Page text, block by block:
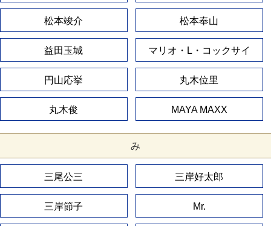
松本竣介 松本奉山
益田玉城 マリオ・L・コックサイ
円山応挙 丸木位里
丸木俊 MAYA MAXX
み
三尾公三 三岸好太郎
三岸節子 Mr.